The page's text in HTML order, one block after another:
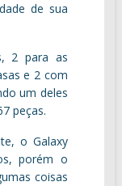
de sua
2 para as
e 2 com
um deles
peças.
o Galaxy
porém o
coisas